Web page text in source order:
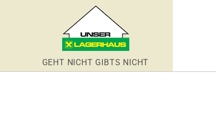
GEHT NICHT GIBTS NICHT